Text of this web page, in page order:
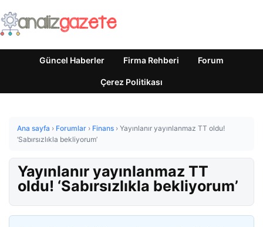
Güncel Haberler Firma Rehberi Forum
Çerez Politikası
Ana sayfa › Forumlar › Finans › Yayınlanır yayınlanmaz TT oldu!
‘Sabırsızlıkla bekliyorum’
Yayınlanır yayınlanmaz TT
oldu! ‘Sabırsızlıkla bekliyorum’